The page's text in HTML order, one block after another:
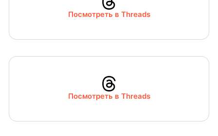
Посмотреть в Threads
Посмотреть в Threads